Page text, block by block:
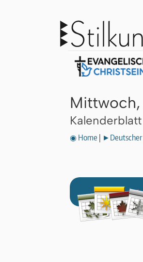
◉ Home ►Deutscher